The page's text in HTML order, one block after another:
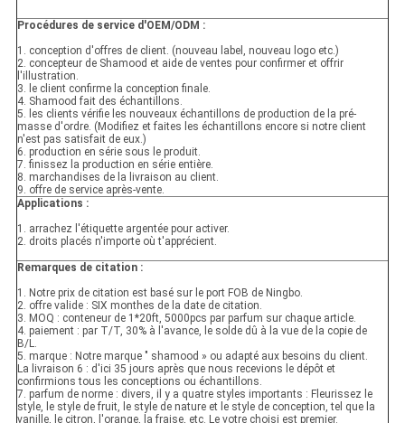
Procédures de service d'OEM/ODM :
1. conception d'offres de client. (nouveau label, nouveau logo etc.)
2. concepteur de Shamood et aide de ventes pour confirmer et offrir
l'illustration.
3. le client confirme la conception finale.
4. Shamood fait des échantillons.
5. les clients vérifie les nouveaux échantillons de production de la pré-
masse d'ordre. (Modifiez et faites les échantillons encore si notre client
n'est pas satisfait de eux.)
6. production en série sous le produit.
7. finissez la production en série entière.
8. marchandises de la livraison au client.
9. offre de service après-vente.
Applications :
1. arrachez l'étiquette argentée pour activer.
2. droits placés n'importe où t'apprécient.
Remarques de citation :
1. Notre prix de citation est basé sur le port FOB de Ningbo.
2. offre valide : SIX monthes de la date de citation.
3. MOQ : conteneur de 1*20ft, 5000pcs par parfum sur chaque article.
4. paiement : par T/T, 30% à l'avance, le solde dû à la vue de la copie de
B/L.
5. marque : Notre marque " shamood » ou adapté aux besoins du client.
La livraison 6 : d'ici 35 jours après que nous recevions le dépôt et
confirmions tous les conceptions ou échantillons.
7. parfum de norme : divers, il y a quatre styles importants : Fleurissez le
style, le style de fruit, le style de nature et le style de conception, tel que la
vanille, le citron, l'orange, la fraise, etc. Le votre choisi est premier.